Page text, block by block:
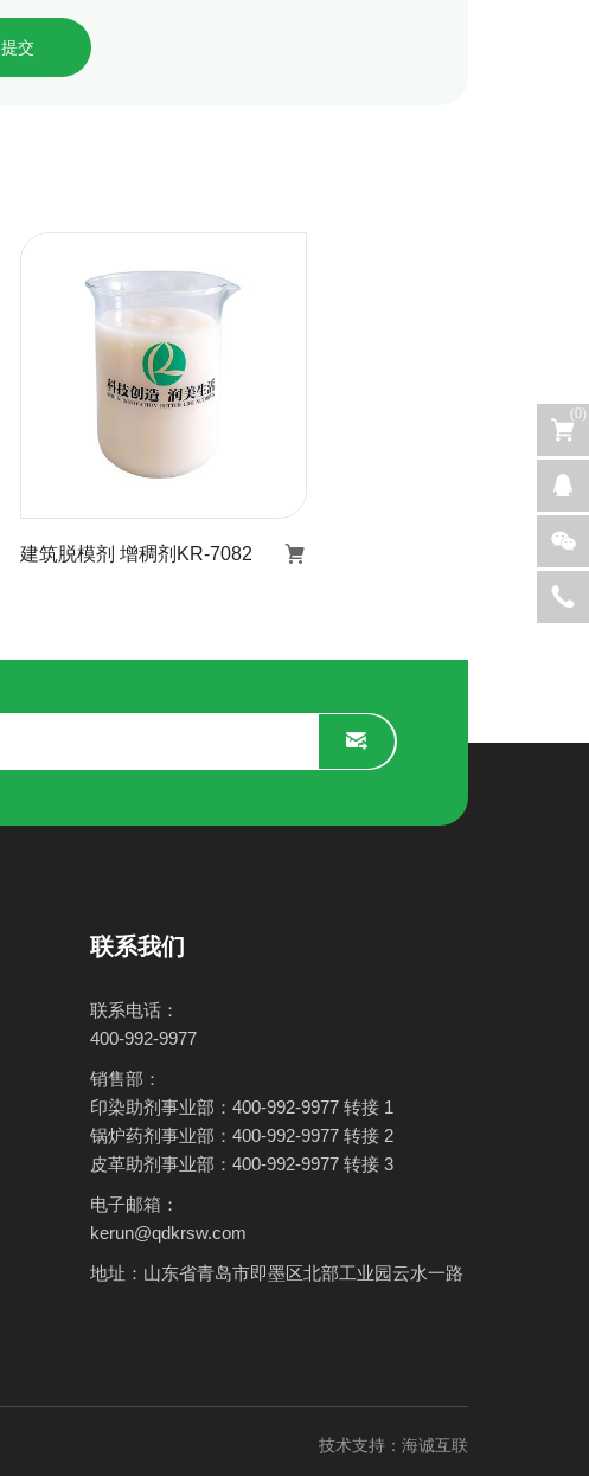
提交
建筑脱模剂 增稠剂KR-7082
联系我们
联系电话：
400-992-9977
销售部：
印染助剂事业部：400-992-9977 转接 1
锅炉药剂事业部：400-992-9977 转接 2
皮革助剂事业部：400-992-9977 转接 3
电子邮箱：
kerun@qdkrsw.com
地址：山东省青岛市即墨区北部工业园云水一路
技术支持：海诚互联
(0)